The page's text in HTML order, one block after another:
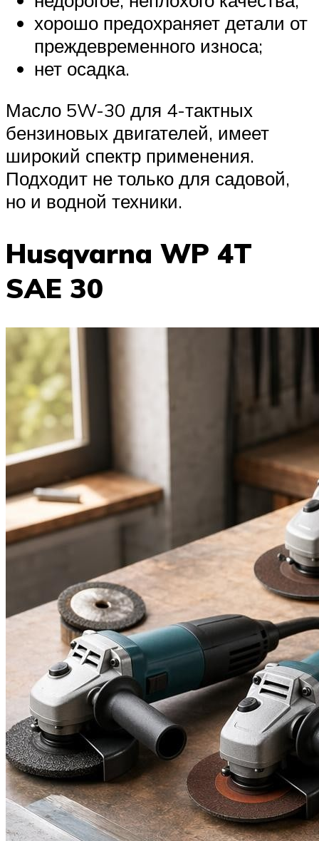
хорошо предохраняет детали от
преждевременного износа;
нет осадка.
Масло 5W-30 для 4-тактных
бензиновых двигателей, имеет
широкий спектр применения.
Подходит не только для садовой,
но и водной техники.
Husqvarna WP 4T
SAE 30